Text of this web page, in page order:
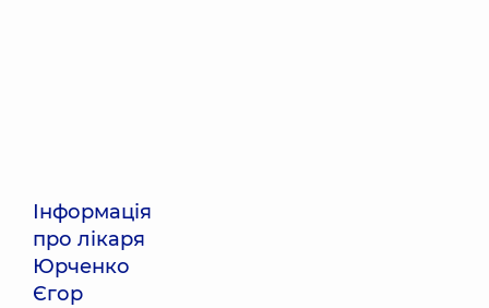
Інформація
про лікаря
Юрченко
Єгор